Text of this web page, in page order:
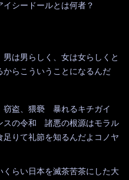
シードールとは何者？
は男らしく、女は女らしくと
からこういうことになるんだ
窃盗、猥褻 暴れるキチガイ
スの令和 諸悪の根源はモラル
りて礼節を知るんだよコノヤ
くらい日本を滅茶苦茶にした大